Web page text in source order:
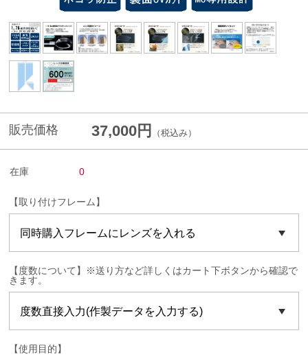
販売価格 37,000円 （税込み）
在庫 0
【取り付けフレーム】
【度数について】※送り方など詳しくはカート下ボタンから確認で
きます。
【使用目的】